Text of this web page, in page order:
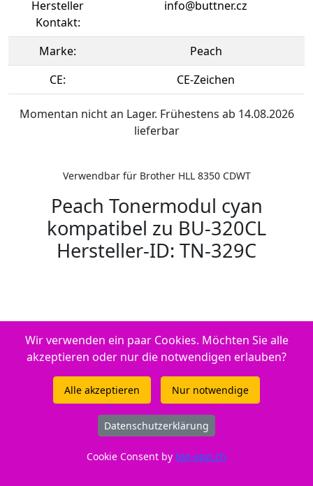
Hersteller
Kontakt:
info@buttner.cz
Marke:
Peach
CE:
CE-Zeichen
Momentan nicht an Lager. Frühestens ab 14.08.2026
lieferbar
Verwendbar für Brother HLL 8350 CDWT
Peach Tonermodul cyan
kompatibel zu BU-320CL
Hersteller-ID: TN-329C
Wir verwenden ein paar Cookies. Möchten Sie alle
akzeptieren oder nur die notwendigen erlauben?
Alle akzeptieren Nur notwendige
Datenschutzerklärung
Cookie Consent by top-app.ch